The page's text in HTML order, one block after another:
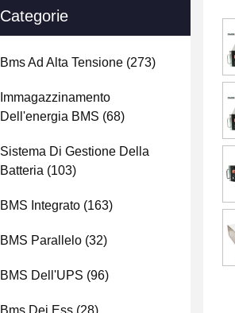
Categorie
Bms Ad Alta Tensione (273)
Immagazzinamento
Dell'energia BMS (68)
Sistema Di Gestione Della
Batteria (103)
BMS Integrato (163)
BMS Parallelo (32)
BMS Dell'UPS (96)
Bms Dei Ess (28)